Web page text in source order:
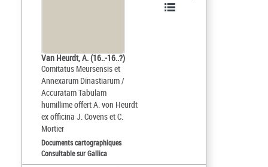
Van Heurdt, A. (16..-16..?)
Comitatus Meursensis et
Annexarum Dinastiarum /
Accuratam Tabulam
humillime offert A. von Heurdt
ex officina J. Covens et C.
Mortier
Documents cartographiques
Consultable sur Gallica